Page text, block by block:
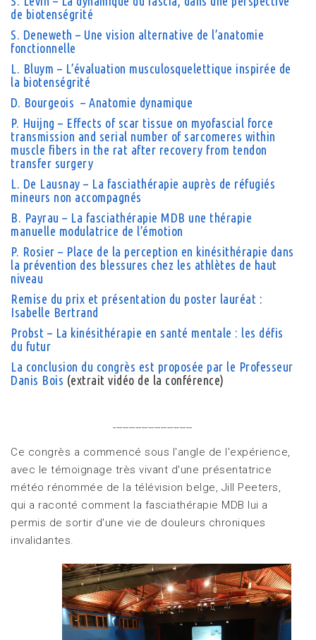
de biotenségrité
S. Deneweth – Une vision alternative de l’anatomie
fonctionnelle
L. Bluym – L’évaluation musculosquelettique inspirée de
la biotenségrité
D. Bourgeois – Anatomie dynamique
P. Huijng – Effects of scar tissue on myofascial force
transmission and serial number of sarcomeres within
muscle fibers in the rat after recovery from tendon
transfer surgery
L. De Lausnay – La fasciathérapie auprès de réfugiés
mineurs non accompagnés
B. Payrau – La fasciathérapie MDB une thérapie
manuelle modulatrice de l’émotion
P. Rosier – Place de la perception en kinésithérapie dans
la prévention des blessures chez les athlètes de haut
niveau
Remise du prix et présentation du poster lauréat :
Isabelle Bertrand
Probst – La kinésithérapie en santé mentale : les défis
du futur
La conclusion du congrès est proposée par le Professeur
Danis Bois (extrait vidéo de la conférence)
-------------------------
Ce congrès a commencé sous l'angle de l'expérience,
avec le témoignage très vivant d'une présentatrice
météo rénommée de la télévision belge, Jill Peeters,
qui a raconté comment la fasciathérapie MDB lui a
permis de sortir d'une vie de douleurs chroniques
invalidantes.